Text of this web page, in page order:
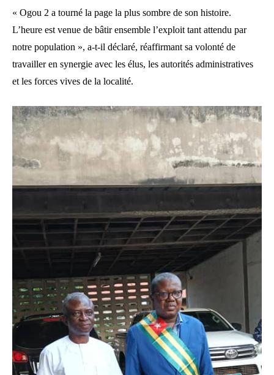
« Ogou 2 a tourné la page la plus sombre de son histoire.
L’heure est venue de bâtir ensemble l’exploit tant attendu par
notre population », a-t-il déclaré, réaffirmant sa volonté de
travailler en synergie avec les élus, les autorités administratives
et les forces vives de la localité.